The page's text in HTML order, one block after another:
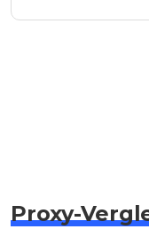
Proxy-